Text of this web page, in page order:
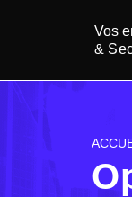
Vos
&